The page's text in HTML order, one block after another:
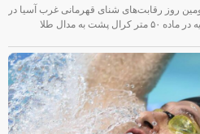
روز رقابت‌های شنای قهرمانی غرب آسیا در